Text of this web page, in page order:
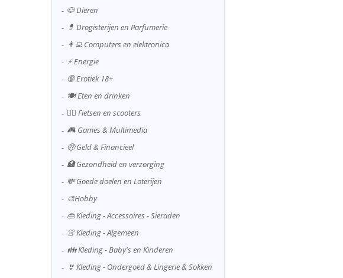
🐶 Dieren
💊 Drogisterijen en Parfumerie
👨‍💻 Computers en elektronica
⚡ Energie
🔞 Erotiek 18+
🍽️ Eten en drinken
🚴‍♂️ Fietsen en scooters
🎮 Games & Multimedia
🤑 Geld & Financieel
🏥 Gezondheid en verzorging
💸 Goede doelen en Loterijen
🎨Hobby
👜 Kleding - Accessoires - Sieraden
👚 Kleding - Algemeen
👪 Kleding - Baby's en Kinderen
👙 Kleding - Ondergoed & Lingerie & Sokken